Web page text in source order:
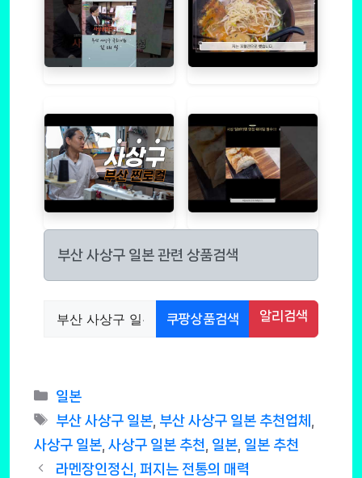
부산 사상구 일본 관련 상품검색
쿠팡상품검색 알리검색
Categories
일본
Tags
부산 사상구 일본 부산 사상구 일본 추천업체
사상구 일본 사상구 일본 추천 일본 일본 추천
라멘장인정신, 퍼지는 전통의 매력